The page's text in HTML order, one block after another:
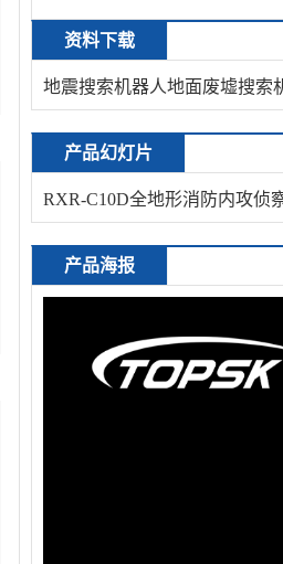
资料下载
地震搜索机器人地面废墟搜索
产品幻灯片
RXR-C10D全地形消防内攻侦
产品海报